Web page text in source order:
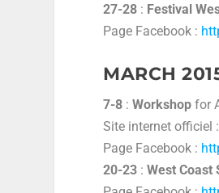
27-28 : Festival
Page Facebook :
MARCH
7-8 :Workshop for
Site internet officiel :
Page Facebook :
20-23 :West Coast